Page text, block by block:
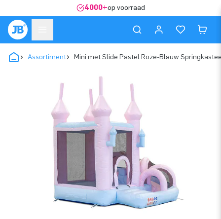
4000+op voorraad
Assortiment Mini met Slide Pastel Roze-Blauw